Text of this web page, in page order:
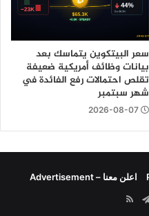
سعر البيتكوين يتماسك بعد
بيانات وظائف أمريكية ضعيفة
تقلص احتمالات رفع الفائدة في
شهر سبتمبر
2026-08-07
اعلن معنا – Advertisement